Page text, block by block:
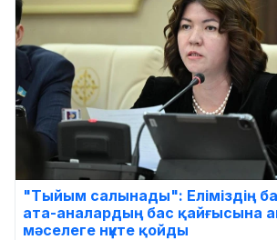
"Тыйым салынады": Еліміздің
ата-аналардың бас қайғысына
мәселеге нүкте қойды